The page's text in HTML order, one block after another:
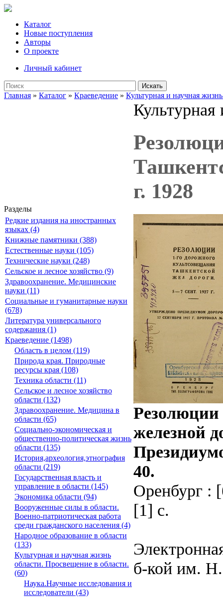
Каталог
Новые поступления
Авторы
О проекте
Личный кабинет
Искать
Главная » Каталог » Краеведение » Культурная и научная
Разделы
Редкие издания на иностранных
языках (4)
Книжные памятники (388)
Естественные науки (105)
Технические науки (248)
Сельское и лесное хозяйство (9)
Здравоохранение. Медицинские
науки (11)
Социальные и гуманитарные науки
(678)
Литература универсального
содержания (1)
Краеведение (1498)
Область в целом (119)
Природа края. Природные
ресурсы края (108)
Техника области (11)
Сельское и лесное хозяйство
области (132)
Здравоохранение. Медицина в
области (65)
Социально-экономическая и
общественно-политическая жизнь
области (135)
История,археология,этнография
области (219)
Государственная власть и
управление в области (145)
Экономика области (94)
Вооруженные силы в области.
Военно-патриотическая работа
среди гражданского населения (4)
Народное образование в области
(133)
Культурная и научная жизнь
области. Просвещение в области.
(60)
Наука.Научные исследования и
исследователи (43)
г. 1928
Резолюции
железной
40.
Оренбург :
[1] с.
б-кой им.